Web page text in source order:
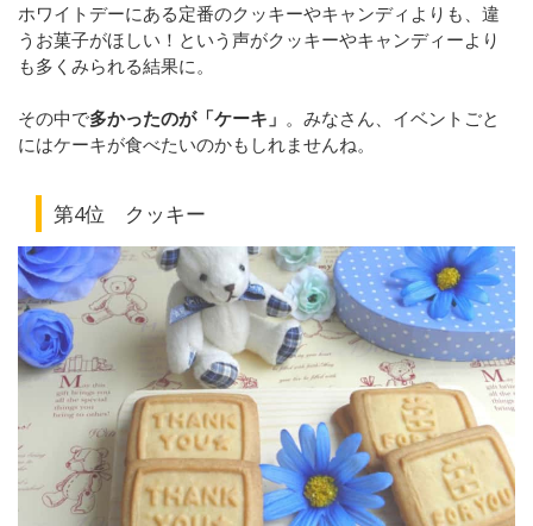
ホワイトデーにある定番のクッキーやキャンディよりも、違
うお菓子がほしい！という声がクッキーやキャンディーより
も多くみられる結果に。
その中で多かったのが「ケーキ」 。みなさん、イベントごと
にはケーキが食べたいのかもしれませんね。
第4位 クッキー